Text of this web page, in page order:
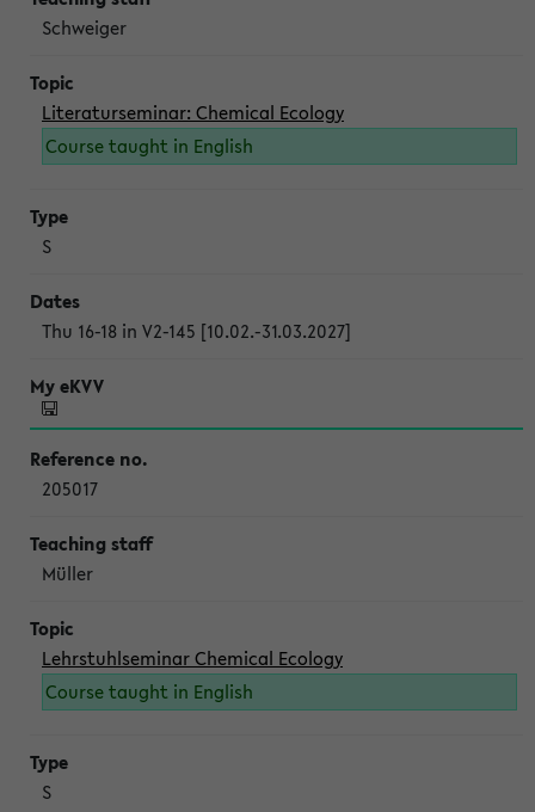
Schweiger
Literaturseminar: Chemical Ecology
Course taught in English
S
Thu 16-18 in V2-145 [10.02.-31.03.2027]
205017
Müller
Lehrstuhlseminar Chemical Ecology
Course taught in English
S